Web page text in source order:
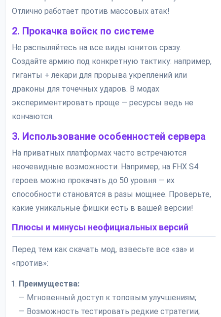
Отлично работает против массовых атак!
2. Прокачка войск по системе
Не распыляйтесь на все виды юнитов сразу.
Создайте армию под конкретную тактику: например,
гиганты + лекари для прорыва укреплений или
драконы для точечных ударов. В модах
экспериментировать проще — ресурсы ведь не
кончаются.
3. Использование особенностей сервера
На приватных платформах часто встречаются
неочевидные возможности. Например, на FHX S4
героев можно прокачать до 50 уровня — их
способности становятся в разы мощнее. Проверьте,
какие уникальные фишки есть в вашей версии!
Плюсы и минусы неофициальных версий
Перед тем как скачать мод, взвесьте все «за» и
«против»:
Преимущества:
— Мгновенный доступ к топовым улучшениям;
— Возможность тестировать редкие стратегии;